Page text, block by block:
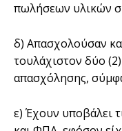
πωλήσεων υλικών
δ) Απασχολούσαν
τουλάχιστον δύο
απασχόλησης,
ε) Έχουν υποβάλει